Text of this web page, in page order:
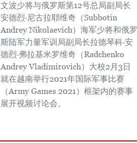
文波少将与俄罗斯第12号总局副局长
安德烈·尼古拉耶维奇（Subbotin
Andrey Nikolaevich）海军少将和俄罗
斯陆军力量军训局副局长拉德琴科·安
德烈·弗拉基米罗维奇（Radchenko
Andrey Vladimirovich）大校2月3日
就在越南举行2021年国际军事比赛
（Army Games 2021）框架内的赛事
展开视频讨论会。